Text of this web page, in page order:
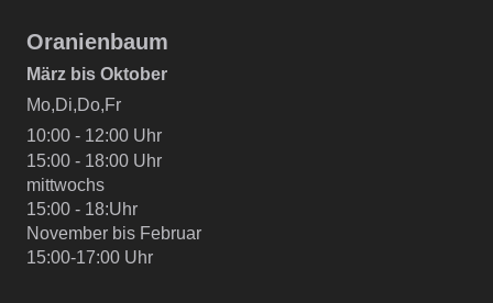
Oranienbaum
März bis Oktober
Mo,Di,Do,Fr
10:00 - 12:00 Uhr
15:00 - 18:00 Uhr
mittwochs
15:00 - 18:Uhr
November bis Februar
15:00-17:00 Uhr